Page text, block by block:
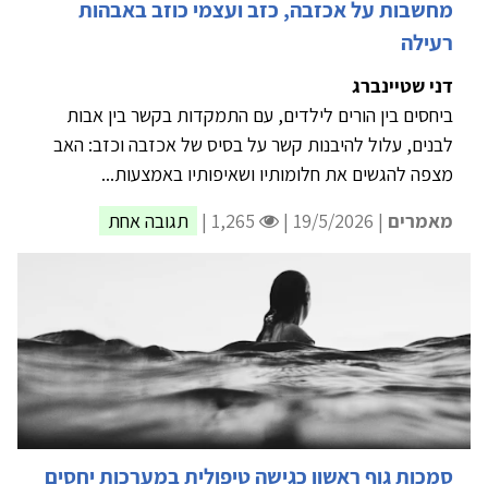
מחשבות על אכזבה, כזב ועצמי כוזב באבהות
רעילה
דני שטיינברג
ביחסים בין הורים לילדים, עם התמקדות בקשר בין אבות
לבנים, עלול להיבנות קשר על בסיס של אכזבה וכזב: האב
מצפה להגשים את חלומותיו ושאיפותיו באמצעות...
מאמרים | 19/5/2026 | תגובה אחת
סמכות גוף ראשון כגישה טיפולית במערכות יחסים